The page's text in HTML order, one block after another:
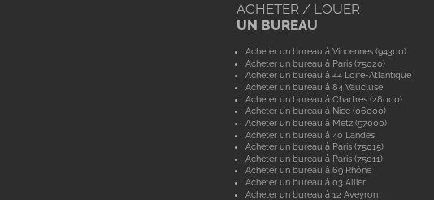
ACHETER / LOUER
UN BUREAU
Acheter un bureau à Vincennes (94300)
Acheter un bureau à Paris (75020)
Acheter un bureau à 44 Loire-Atlantique
Acheter un bureau à 84 Vaucluse
Acheter un bureau à Chartres (28000)
Acheter un bureau à Nice (06000)
Acheter un bureau à Metz (57000)
Acheter un bureau à 40 Landes
Acheter un bureau à Paris (75015)
Acheter un bureau à Paris (75011)
Acheter un bureau à 69 Rhône
Acheter un bureau à 03 Allier
Acheter un bureau à 12 Aveyron